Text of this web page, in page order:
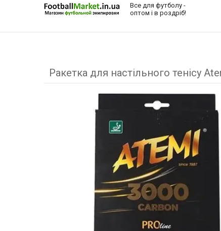
Все для футболу -
оптом і в роздріб!
Ракетка для настільного тенісу